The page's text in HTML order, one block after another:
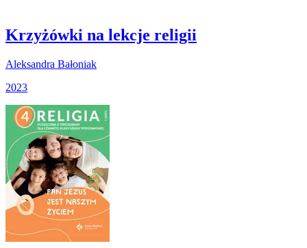
Krzyżówki na lekcje religii
Aleksandra Bałoniak
2023